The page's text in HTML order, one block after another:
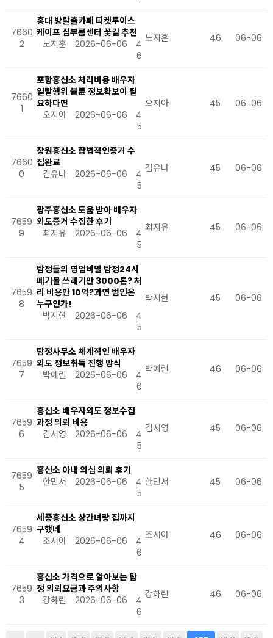
7660
2
홍대 방탈출카페 티켓투이스
케이프 심부름센터 꽃길 추천
노지훈
2026-06-06
4
6
노지훈 46 06-06
7660
1
포항흥신소 처리비용 배우자
일탈행위 불륜 정보확보이 필
요하다면
오지아
2026-06-06
4
5
오지아 45 06-06
7660
0
창원흥신소 합법적인증거 수
집완료
김유나
2026-06-06
4
5
김유나 45 06-06
7659
9
광주흥신소 도움 받아 배우자
외도증거 수집한 후기
최지유
2026-06-06
4
5
최지유 45 06-06
7659
8
탐정들의 영업비밀 탐정24시
폐기물 쓰레기만 3000톤? 처
리 비용만 10억?과연 범인은
누구인가!
박지현
2026-06-06
4
5
박지현 45 06-06
7659
7
탐정사무소 체계적인 배우자
외도 정보취득 진행 방식
박예린
2026-06-06
4
6
박예린 46 06-06
7659
6
흥신소 배우자외도 정보수집
과정 의뢰 비용
김서영
2026-06-06
4
5
김서영 45 06-06
7659
5
흥신소 아내 의심 의뢰 후기
한민서
2026-06-06
4
5
한민서 45 06-06
7659
4
세종흥신소 상간녀랑 집까지
구했네
조서아
2026-06-06
4
6
조서아 46 06-06
7659
3
흥신소 가격으로 알아보는 탐
정 의뢰요금과 주의사항
강하린
2026-06-06
4
6
강하린 46 06-06